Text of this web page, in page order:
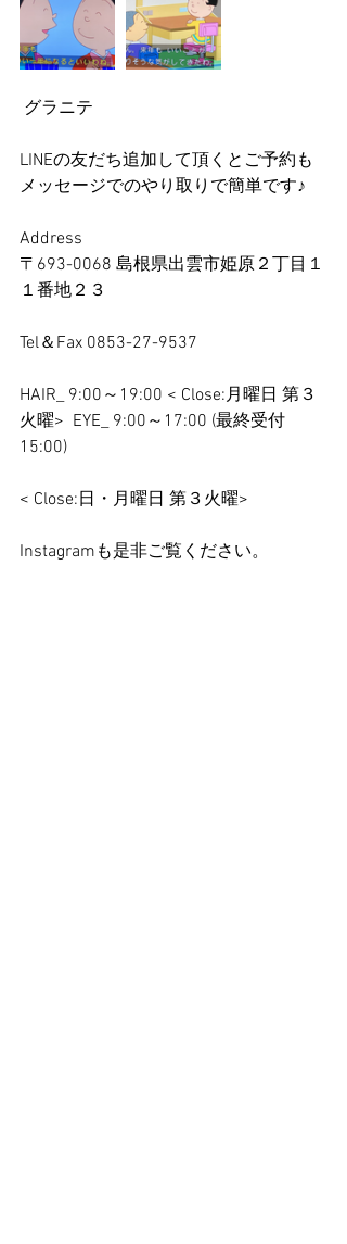
グラニテ
LINEの友だち追加して頂くとご予約も
メッセージでのやり取りで簡単です♪
Address
〒693-0068 島根県出雲市姫原２丁目１
１番地２３
Tel＆Fax 0853-27-9537
HAIR_ 9:00～19:00 < Close:月曜日 第３
火曜>  EYE_ 9:00～17:00 (最終受付
15:00)
< Close:日・月曜日 第３火曜>
Instagramも是非ご覧ください。